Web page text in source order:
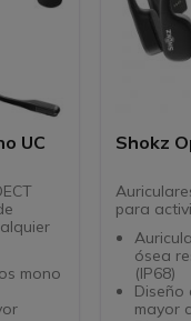
UC
mono
Shokz
para
ósea
(IP68)
Diseño
mayor